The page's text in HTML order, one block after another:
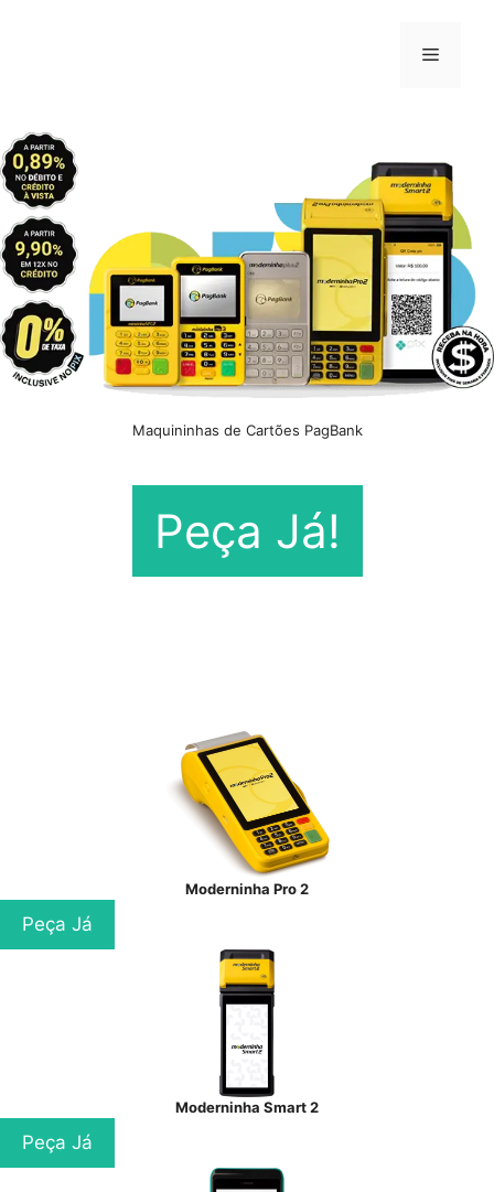
Menu
Maquininhas de Cartões PagBank
Peça Já!
Moderninha Pro 2
Peça Já
Moderninha Smart 2
Peça Já